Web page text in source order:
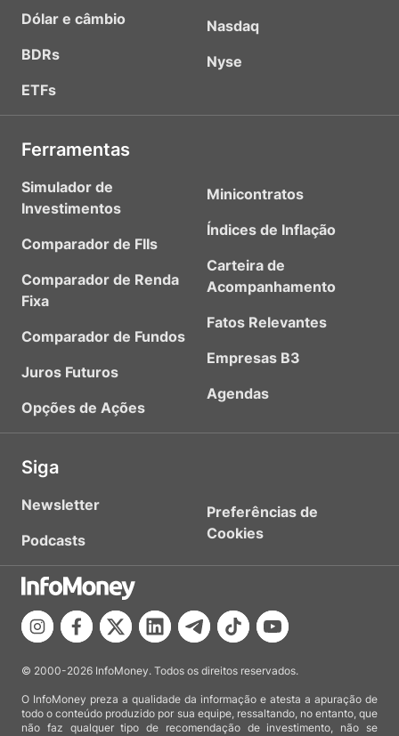
Dólar e câmbio
BDRs
ETFs
Nasdaq
Nyse
Ferramentas
Simulador de
Investimentos
Comparador de FIIs
Comparador de Renda
Fixa
Comparador de Fundos
Juros Futuros
Opções de Ações
Minicontratos
Índices de Inflação
Carteira de
Acompanhamento
Fatos Relevantes
Empresas B3
Agendas
Siga
Newsletter
Podcasts
Preferências de
Cookies
© 2000-2026 InfoMoney. Todos os direitos reservados.
O InfoMoney preza a qualidade da informação e atesta a apuração de
todo o conteúdo produzido por sua equipe, ressaltando, no entanto, que
não faz qualquer tipo de recomendação de investimento, não se